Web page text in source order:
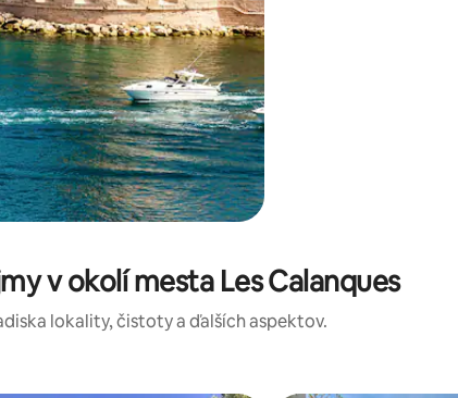
v okolí mesta Les Calanques
lokality, čistoty a ďalších aspektov.